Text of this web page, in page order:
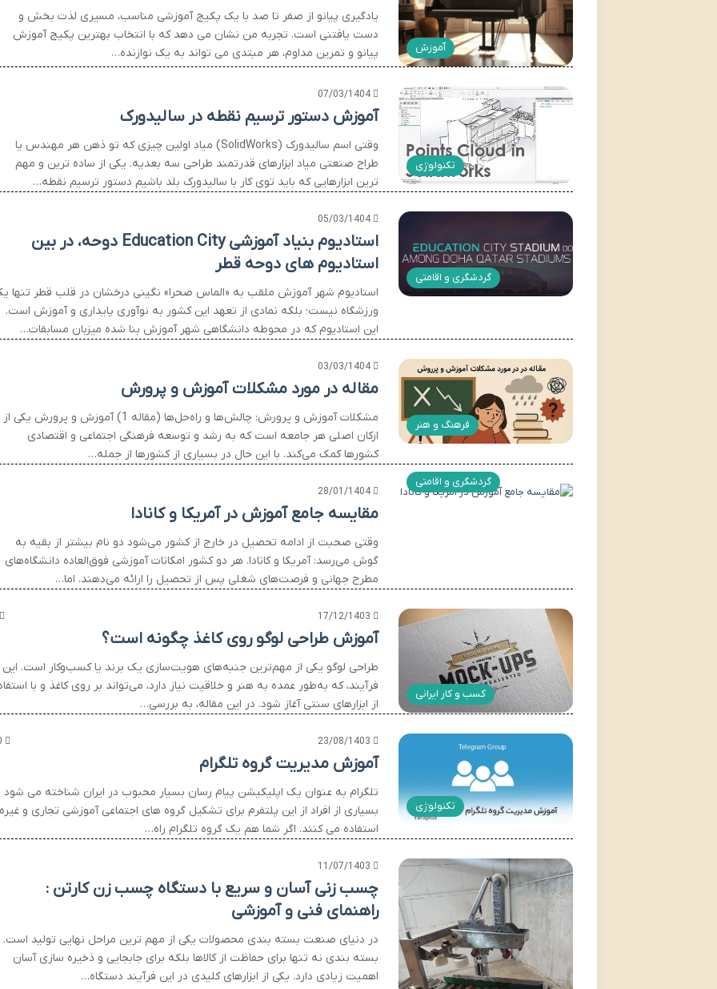
آموزش
یادگیری پیانو از صفر تا صد با یک پکیج آموزشی مناسب، مسیری لذت بخش و
دست یافتنی است. تجربه من نشان می دهد که با انتخاب بهترین پکیج آموزش
پیانو و تمرین مداوم، هر مبتدی می تواند به یک نوازنده…
تکنولوژی
07/03/1404
آموزش دستور ترسیم نقطه در سالیدورک
وقتی اسم سالیدورک (SolidWorks) میاد اولین چیزی که تو ذهن هر مهندس یا
طراح صنعتی میاد ابزارهای قدرتمند طراحی سه بعدیه. یکی از ساده ترین و مهم
ترین ابزارهایی که باید توی کار با سالیدورک بلد باشیم دستور ترسیم نقطه…
گردشگری و اقامتی
05/03/1404
استادیوم بنیاد آموزشی Education City دوحه، در بین
استادیوم های دوحه قطر
استادیوم شهر آموزش ملقب به «الماس صحرا» نگینی درخشان در قلب قطر تنها
ورزشگاه نیست؛ بلکه نمادی از تعهد این کشور به نوآوری پایداری و آموزش است.
این استادیوم که در محوطه دانشگاهی شهر آموزش بنا شده میزبان مسابقات…
فرهنگ و هنر
03/03/1404
مقاله در مورد مشکلات آموزش و پرورش
مشکلات آموزش و پرورش: چالش‌ها و راه‌حل‌ها (مقاله 1) آموزش و پرورش یکی از
ارکان اصلی هر جامعه است که به رشد و توسعه فرهنگی اجتماعی و اقتصادی
کشورها کمک می‌کند. با این حال در بسیاری از کشورها از جمله…
گردشگری و اقامتی
28/01/1404
مقایسه جامع آموزش در آمریکا و کانادا
وقتی صحبت از ادامه تحصیل در خارج از کشور می‌شود دو نام بیشتر از بقیه به
گوش می‌رسد: آمریکا و کانادا. هر دو کشور امکانات آموزشی فوق‌العاده دانشگاه‌های
مطرح جهانی و فرصت‌های شغلی پس از تحصیل را ارائه می‌دهند. اما…
کسب و کار ایرانی
17/12/1403
آموزش طراحی لوگو روی کاغذ چگونه است؟
طراحی لوگو یکی از مهم‌ترین جنبه‌های هویت‌سازی یک برند یا کسب‌وکار است. این
فرآیند، که به‌طور عمده به هنر و خلاقیت نیاز دارد، می‌تواند بر روی کاغذ و با
از ابزارهای سنتی آغاز شود. در این مقاله، به بررسی…
تکنولوژی
23/08/1403
آموزش مدیریت گروه تلگرام
تلگرام به عنوان یک اپلیکیشن پیام رسان بسیار محبوب در ایران شناخته می شود
بسیاری از افراد از این پلتفرم برای تشکیل گروه های اجتماعی آموزشی تجاری و
استفاده می کنند. اگر شما هم یک گروه تلگرام راه…
11/07/1403
چسب زنی آسان و سریع با دستگاه چسب زن کارتن :
راهنمای فنی و آموزشی
در دنیای صنعت بسته بندی محصولات یکی از مهم ترین مراحل نهایی تولید است.
بسته بندی نه تنها برای حفاظت از کالاها بلکه برای جابجایی و ذخیره سازی آسان
اهمیت زیادی دارد. یکی از ابزارهای کلیدی در این فرآیند دستگاه…